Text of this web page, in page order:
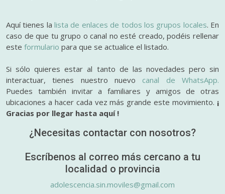
Aquí tienes lalista de enlaces de todos los grupos locales. En
caso de que tu grupo o canal no esté creado, podéis rellenar
este formulario para que se actualice el listado.
Si sólo quieres estar al tanto de las novedades pero sin
interactuar, tienes nuestro nuevo canal de WhatsApp.
Puedes también invitar a familiares y amigos de otras
ubicaciones a hacer cada vez más grande este movimiento. ¡
Gracias por llegar hasta aquí !
¿Necesitas contactar con nosotros?
Escríbenos al correo más cercano a tu
localidad o provincia
adolescencia.sin.moviles@gmail.com